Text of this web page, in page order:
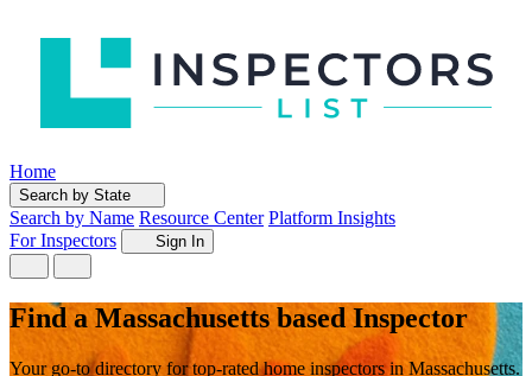
Home
Search by State
Search by Name Resource Center Platform Insights
For Inspectors
Sign In
Find a Massachusetts based Inspector
Your go-to directory for top-rated home inspectors in Massachusetts.